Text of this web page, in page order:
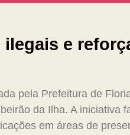
e
pela Prefeitura de
da Ilha. A iniciativa
em áreas de